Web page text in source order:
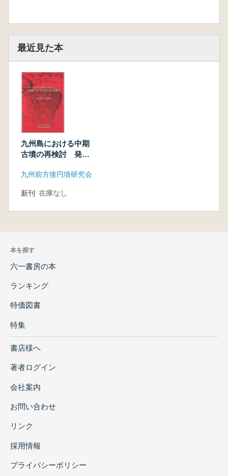
最近見た本
九州島における中期
古墳の再検討 発表
九州前方後円墳研究会
新刊 在庫なし
本を探す
六一書房の本
ランキング
特価図書
特集
書店様へ
著者ログイン
会社案内
お問い合わせ
リンク
採用情報
プライバシーポリシー